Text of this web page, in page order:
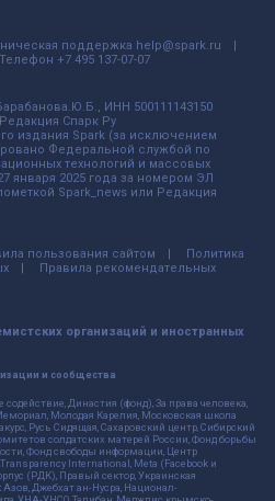
поддержка help@spark.ru
Телефон +7 495 137-07-07
ИНН 500111143150
Спарк Ру
издания Spark (за исключением
Федеральной службой по
технологий и массовых
января 2025 года за номером ЭЛ
Spark_news или Редакция
пользования сайтом
Политика
Правила рекомендательных
организаций и иностранных
и сообщества
содействие, Династия (фонд), За права человека,
Молодая Карелия, Московская школа
Русь Сидящая, Сахаровский центр, Сибирский
солдатских матерей России, Фонд борьбы
Фонд свободы информации, Центр
International, Meta (Facebook и
(РДК), Правый сектор, Украинская
Джебхат ан-Нусра, Национал-